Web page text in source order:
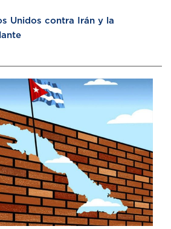
Unidos contra Irán y la